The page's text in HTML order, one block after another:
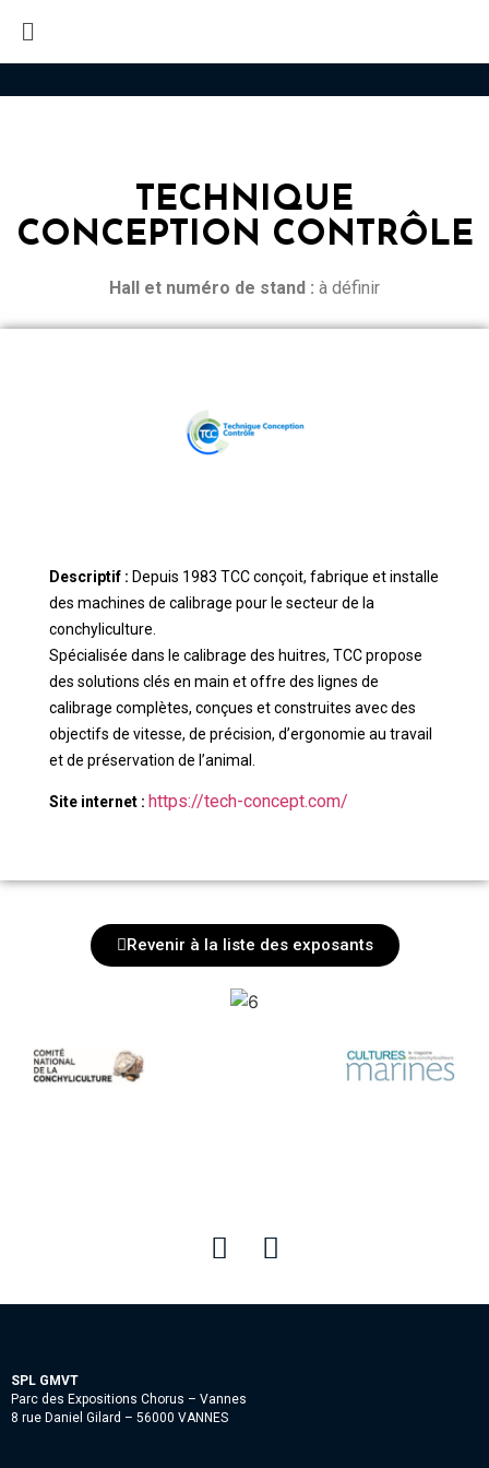
TECHNIQUE
CONCEPTION CONTRÔLE
Hall et numéro de stand : à définir
Descriptif : Depuis 1983 TCC conçoit, fabrique et installe
des machines de calibrage pour le secteur de la
conchyliculture.
Spécialisée dans le calibrage des huitres, TCC propose
des solutions clés en main et offre des lignes de
calibrage complètes, conçues et construites avec des
objectifs de vitesse, de précision, d’ergonomie au travail
et de préservation de l’animal.​
Site internet : https://tech-concept.com/
Revenir à la liste des exposants
SPL GMVT
Parc des Expositions Chorus – Vannes
8 rue Daniel Gilard – 56000 VANNES